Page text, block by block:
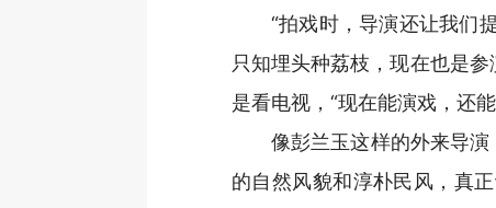
“拍戏时，导演还让我们
只知埋头种荔枝，现在也是
是看电视，“现在能演戏，还能
像彭兰玉这样的外来导
的自然风貌和淳朴民风，真